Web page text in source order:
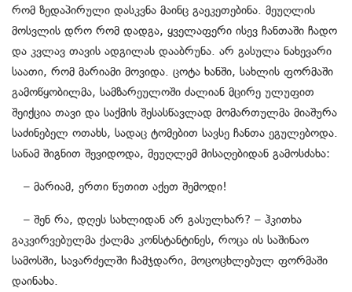
რომ ზედაპირული დასკვნა მაინც გაეკეთებინა. მეუღლის
მოსვლის დრო რომ დადგა, ყველაფერი ისევ ჩანთაში ჩადო
და კვლავ თავის ადგილას დააბრუნა. არ გასულა ნახევარი
საათი, რომ მარიამი მოვიდა. ცოტა ხანში, სახლის ფორმაში
გამოწყობილმა, სამზარეულოში ძალიან მცირე ულუფით
შეიქცია თავი და საქმის შესასწავლად მომართულმა მიაშურა
საძინებელ ოთახს, სადაც ტომებით სავსე ჩანთა ეგულებოდა.
სანამ შიგნით შევიდოდა, მეუღლემ მისაღებიდან გამოსძახა:
– მარიამ, ერთი წუთით აქეთ შემოდი!
– შენ რა, დღეს სახლიდან არ გასულხარ? – ჰკითხა
გაკვირვებულმა ქალმა კონსტანტინეს, როცა ის საშინაო
სამოსში, სავარძელში ჩამჯდარი, მოცოცხლებულ ფორმაში
დაინახა.